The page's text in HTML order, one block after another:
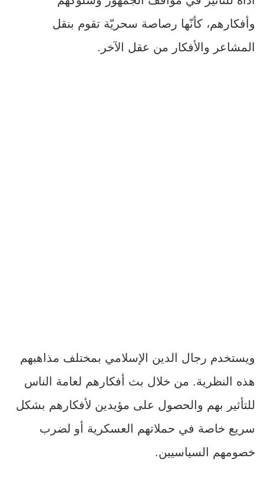
وأفكارهم، كأنّها رصاصة سحريّة تقوم بنقل
المشاعر والأفكار من عقل الآخر.
ويستخدم رجال الدين الإسلامي بمختلف مذاهبهم
هذه النظرية. من خلال بث أفكارهم لعامة الناس
للتأثير بهم والحصول على مؤيدين لأفكارهم بشكل
سريع خاصة في حملاتهم العسكرية أو لضرب
خصومهم السياسيين.